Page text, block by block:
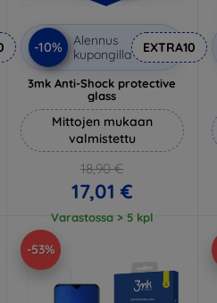
-10%
Alennus
kupongilla
EXTRA10
3mk Anti-Shock protective
glass
Mittojen mukaan
valmistettu
18,90 €
17,01 €
Varastossa > 5 kpl
-53%